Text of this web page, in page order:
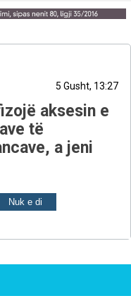
5 Gusht, 13:27
aksesin e
të
a jeni
Nuk e di